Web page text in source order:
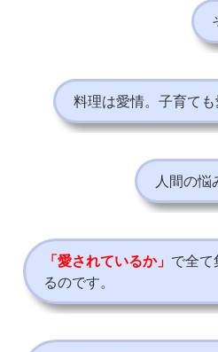
料理は愛情。子育て
人間の悩
「愛されているか」 で全て
るのです。